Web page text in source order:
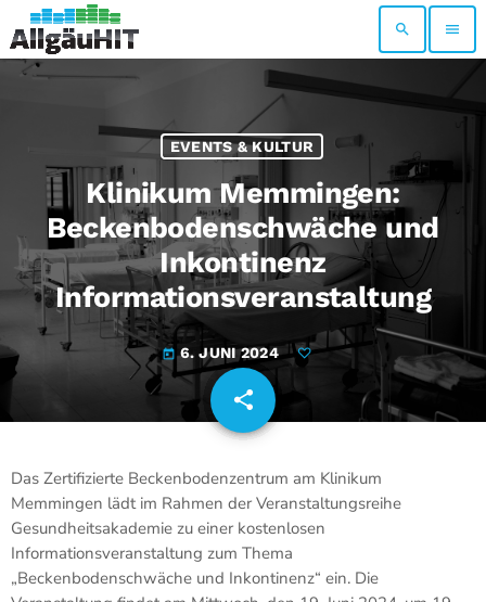
search menu
EVENTS & KULTUR
Klinikum Memmingen:
Beckenbodenschwäche und
Inkontinenz
Informationsveranstaltung
today 6. JUNI 2024
share
email
Das Zertifizierte Beckenbodenzentrum am Klinikum
Memmingen lädt im Rahmen der Veranstaltungsreihe
Gesundheitsakademie zu einer kostenlosen
Informationsveranstaltung zum Thema
„Beckenbodenschwäche und Inkontinenz“ ein. Die